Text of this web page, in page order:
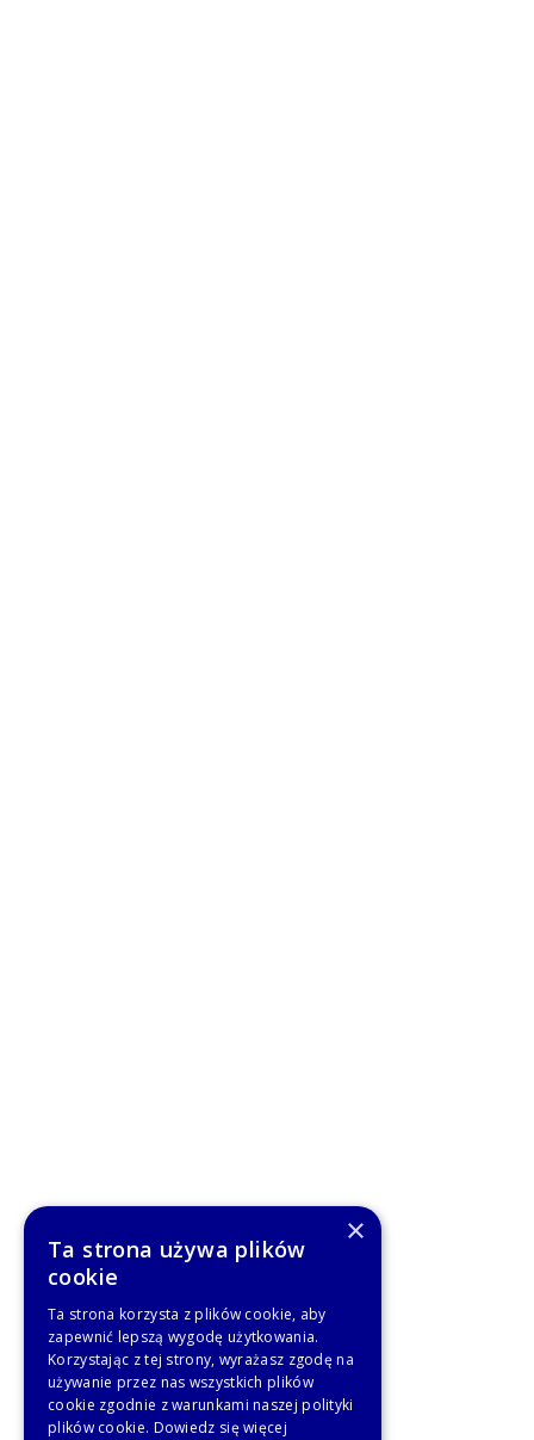
×
Ta strona używa plików
cookie
Ta strona korzysta z plików cookie, aby
zapewnić lepszą wygodę użytkowania.
Korzystając z tej strony, wyrażasz zgodę na
używanie przez nas wszystkich plików
cookie zgodnie z warunkami naszej polityki
plików cookie. Dowiedz się więcej